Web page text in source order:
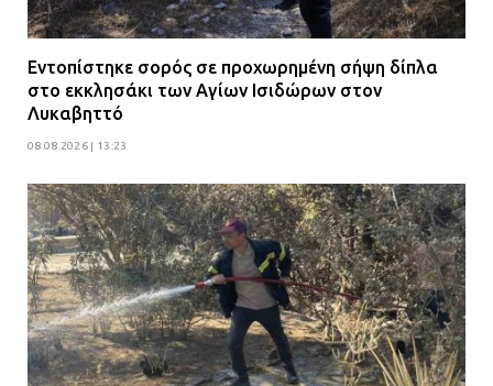
Εντοπίστηκε σορός σε προχωρημένη σήψη δίπλα
στο εκκλησάκι των Αγίων Ισιδώρων στον
Λυκαβηττό
08.08.2026 | 13:23